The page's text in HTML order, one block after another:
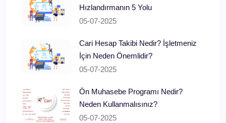
Hızlandırmanın 5 Yolu
05-07-2025
Cari Hesap Takibi Nedir? İşletmeniz
İçin Neden Önemlidir?
05-07-2025
Ön Muhasebe Programı Nedir?
Neden Kullanmalısınız?
05-07-2025